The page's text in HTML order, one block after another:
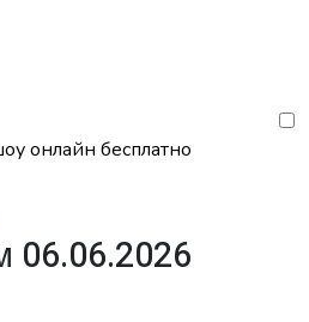
онлайн бесплатно
06.06.2026